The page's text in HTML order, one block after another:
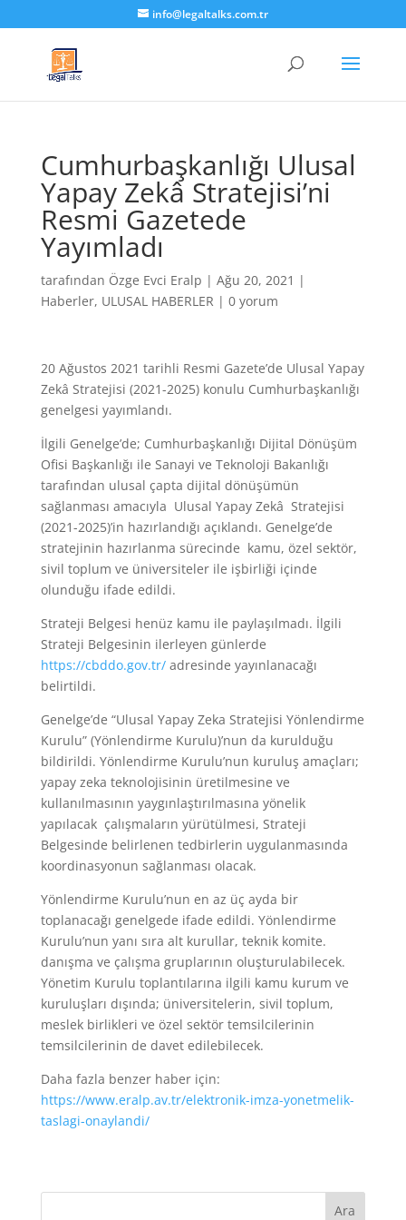
info@legaltalks.com.tr
Cumhurbaşkanlığı Ulusal
Yapay Zekâ Stratejisi’ni
Resmi Gazetede
Yayımladı
tarafından Özge Evci Eralp | Ağu 20, 2021 |
Haberler, ULUSAL HABERLER | 0 yorum
20 Ağustos 2021 tarihli Resmi Gazete’de Ulusal Yapay
Zekâ Stratejisi (2021-2025) konulu Cumhurbaşkanlığı
genelgesi yayımlandı.
İlgili Genelge’de; Cumhurbaşkanlığı Dijital Dönüşüm
Ofisi Başkanlığı ile Sanayi ve Teknoloji Bakanlığı
tarafından ulusal çapta dijital dönüşümün
sağlanması amacıyla Ulusal Yapay Zekâ Stratejisi
(2021-2025)’in hazırlandığı açıklandı. Genelge’de
stratejinin hazırlanma sürecinde kamu, özel sektör,
sivil toplum ve üniversiteler ile işbirliği içinde
olunduğu ifade edildi.
Strateji Belgesi henüz kamu ile paylaşılmadı. İlgili
Strateji Belgesinin ilerleyen günlerde
https://cbddo.gov.tr/adresinde yayınlanacağı
belirtildi.
Genelge’de “Ulusal Yapay Zeka Stratejisi Yönlendirme
Kurulu” (Yönlendirme Kurulu)’nun da kurulduğu
bildirildi. Yönlendirme Kurulu’nun kuruluş amaçları;
yapay zeka teknolojisinin üretilmesine ve
kullanılmasının yaygınlaştırılmasına yönelik
yapılacak. çalışmaların yürütülmesi, Strateji
Belgesinde belirlenen tedbirlerin uygulanmasında
koordinasyonun sağlanması olacak.
Yönlendirme Kurulu’nun en az üç ayda bir
toplanacağı genelgede ifade edildi. Yönlendirme
Kurulu’nun yanı sıra alt kurullar, teknik komite.
danışma ve çalışma gruplarının oluşturulabilecek.
Yönetim Kurulu toplantılarına ilgili kamu kurum ve
kuruluşları dışında; üniversitelerin, sivil toplum,
meslek birlikleri ve özel sektör temsilcilerinin
temsilcilerinin de davet edilebilecek.
Daha fazla benzer haber için:
https://www.eralp.av.tr/elektronik-imza-yonetmelik-
taslagi-onaylandi/